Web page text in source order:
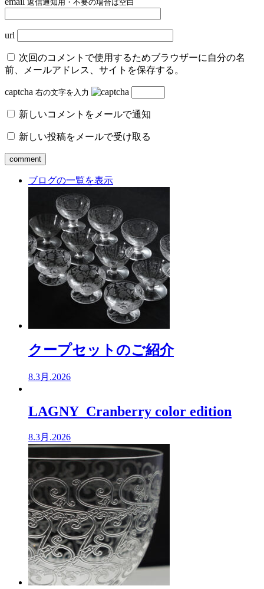
返信通知用・不要の場合は空白
url
次回のコメントで使用するためブラウザーに自分の名
前、メールアドレス、サイトを保存する。
captcha 右の文字を入力
新しいコメントをメールで通知
新しい投稿をメールで受け取る
ブログの一覧を表示
クープセットのご紹介
8.3月.2026
LAGNY Cranberry color edition
8.3月.2026